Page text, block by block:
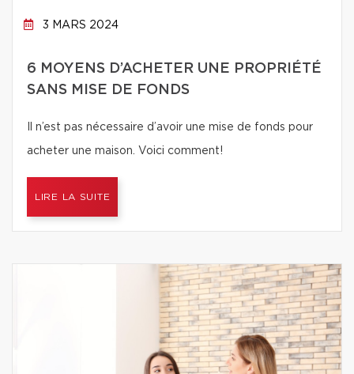
3 MARS 2024
6 MOYENS D’ACHETER UNE PROPRIÉTÉ
SANS MISE DE FONDS
Il n’est pas nécessaire d’avoir une mise de fonds pour
acheter une maison. Voici comment!
LIRE LA SUITE